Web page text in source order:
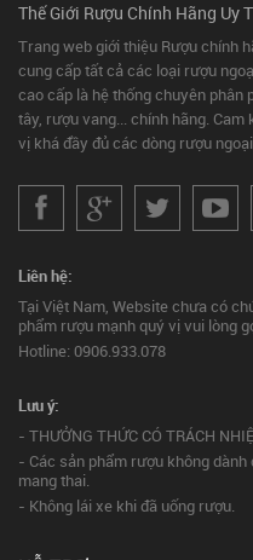
Thế Giới Rượu Chính Hãng Uy
Trang web giới thiệu Rượu chính
cung cấp tất cả các loại rượu
cao cấp là hệ thống chuyên phân
tây, rượu vang... chính hãng.
vị khá đầy đủ các dòng rượu
Liên hệ:
Tại Việt Nam, Website chưa có
phẩm rượu mạnh quý vị vui lòng
Hotline: 0906.933.078
Lưu ý:
- THƯỞNG THỨC CÓ TRÁCH
- Các sản phẩm rượu không
mang thai.
- Không lái xe khi đã uống rượu.